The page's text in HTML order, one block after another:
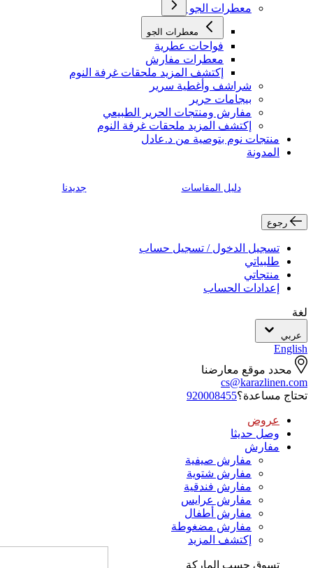
معطرات الجو
معطرات الجو
فواحات عطرية
معطرات مفارش
إكتشف المزيد ملحقات غرفة النوم
شراشف وأغطية سرير
بيجامات حرير
مفارش ومنتجات الحرير الطبيعي
إكتشف المزيد ملحقات غرفة النوم
منتجات نوم بتوصية من د.عادل
المدونة
دليل المقاسات جديدنا
رجوع
تسجيل الدخول / تسجيل حساب
طلبياتي
منتجاتي
إعدادات الحساب
لغة
عربي
English
محدد موقع معارضنا
cs@karazlinen.com
تحتاج مساعدة؟920008455
عروض
وصل حديثا
مفارش
مفارش صيفية
مفارش شتوية
مفارش فندقية
مفارش عرايس
مفارش أطفال
مفارش مضغوطة
إكتشف المزيد
تسوق حسب الماركة